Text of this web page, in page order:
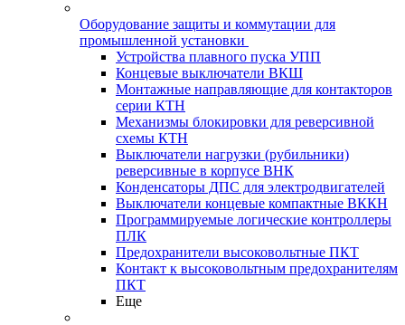
Оборудование защиты и коммутации для
промышленной установки
Устройства плавного пуска УПП
Концевые выключатели ВКШ
Монтажные направляющие для контакторов
серии КТН
Механизмы блокировки для реверсивной
схемы КТН
Выключатели нагрузки (рубильники)
реверсивные в корпусе ВНК
Конденсаторы ДПС для электродвигателей
Выключатели концевые компактные ВККН
Программируемые логические контроллеры
ПЛК
Предохранители высоковольтные ПКТ
Контакт к высоковольтным предохранителям
ПКТ
Еще